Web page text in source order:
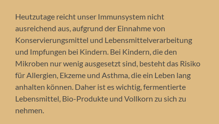
Heutzutage reicht unser Immunsystem nicht
ausreichend aus, aufgrund der Einnahme von
Konservierungsmittel und Lebensmittelverarbeitung
und Impfungen bei Kindern. Bei Kindern, die den
Mikroben nur wenig ausgesetzt sind, besteht das Risiko
für Allergien, Ekzeme und Asthma, die ein Leben lang
anhalten können. Daher ist es wichtig, fermentierte
Lebensmittel, Bio-Produkte und Vollkorn zu sich zu
nehmen.